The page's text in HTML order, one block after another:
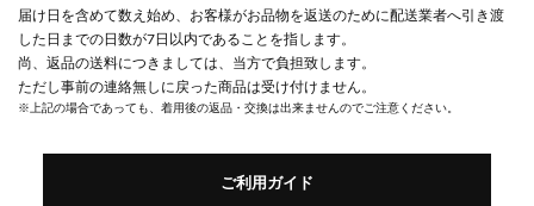
届け日を含めて数え始め、お客様がお品物を返送のために配送業者へ引き渡
した日までの日数が7日以内であることを指します。
尚、返品の送料につきましては、当方で負担致します。
ただし事前の連絡無しに戻った商品は受け付けません。
※上記の場合であっても、着用後の返品・交換は出来ませんのでご注意ください。
ご利用ガイド